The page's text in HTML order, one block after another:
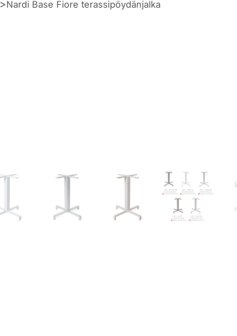
Nardi Base Fiore terassipöydänjalka